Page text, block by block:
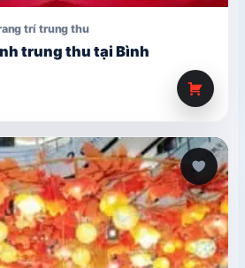
trí trung thu
trung thu tại Bình